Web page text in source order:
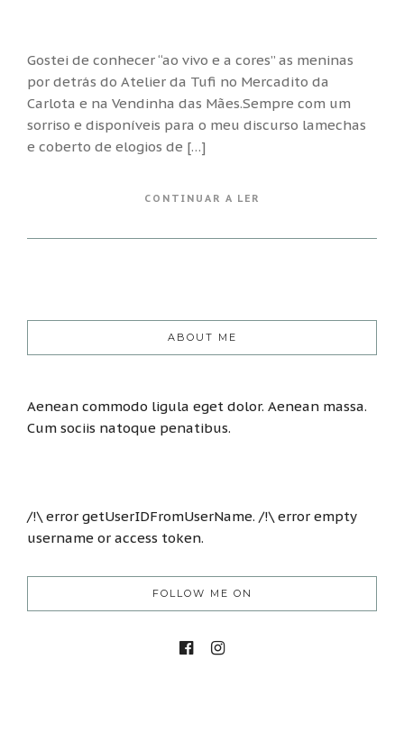
Gostei de conhecer “ao vivo e a cores” as meninas
por detrás do Atelier da Tufi no Mercadito da
Carlota e na Vendinha das Mães.Sempre com um
sorriso e disponíveis para o meu discurso lamechas
e coberto de elogios de […]
CONTINUAR A LER
ABOUT ME
Aenean commodo ligula eget dolor. Aenean massa.
Cum sociis natoque penatibus.
/!\ error getUserIDFromUserName. /!\ error empty
username or access token.
FOLLOW ME ON